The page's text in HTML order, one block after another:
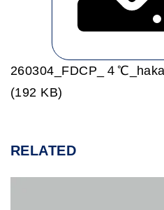
260304_FDCP_４
(192 KB)
RELATED